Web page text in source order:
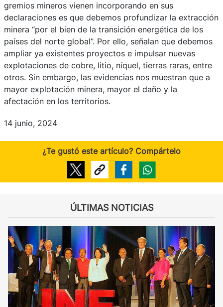
gremios mineros vienen incorporando en sus
declaraciones es que debemos profundizar la extracción
minera “por el bien de la transición energética de los
países del norte global”. Por ello, señalan que debemos
ampliar ya existentes proyectos e impulsar nuevas
explotaciones de cobre, litio, níquel, tierras raras, entre
otros. Sin embargo, las evidencias nos muestran que a
mayor explotación minera, mayor el daño y la
afectación en los territorios.
14 junio, 2024
¿Te gustó este artículo? Compártelo
ÚLTIMAS NOTICIAS